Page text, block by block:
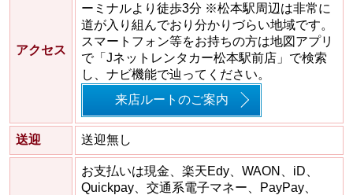
アクセス
ーミナルより徒歩3分 ※松本駅周辺は非常に
道が入り組んでおり分かりづらい地域です。
スマートフォン等をお持ちの方は地図アプリ
で「Jネットレンタカー松本駅前店」で検索
し、ナビ機能で辿ってください。
来店ルートのご案内
送迎 送迎無し
お支払いは現金、楽天Edy、WAON、iD、
Quickpay、交通系電子マネー、PayPay、